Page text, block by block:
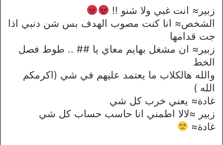
زبير≈ انت غبي ولا شنو !!
الشخص≈ انا كنت مصوب الهدف بس شن دنبي اذا
جت قدامها
زبير≈ ان مشغل بهايم معاي يا ## .. طوط فصل
الخط
والله هالكلاب ما يعتمد عليهم في شي (اكرمكم
الله )
غادة≈ يعني خرب كل شي
زبير ≈لالا اطمني انا حاسب حساب كل شي
غادة≈